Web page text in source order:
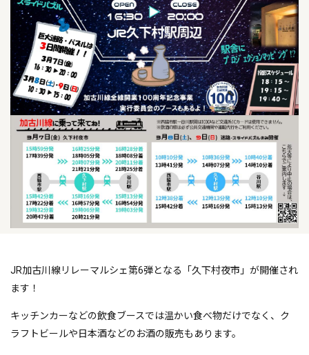
JR加古川線リレーマルシェ第6弾となる「久下村夜市」が開催され
ます！
キッチンカーなどの飲食ブースでは温かい食べ物だけでなく、ク
ラフトビールや日本酒などのお酒の販売もあります。